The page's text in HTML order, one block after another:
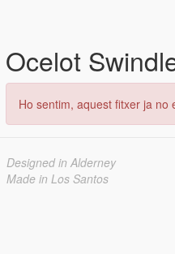
Ocelot
Ho sentim, aquest fitxer ja no
Designed in Alderney
Made in Los Santos